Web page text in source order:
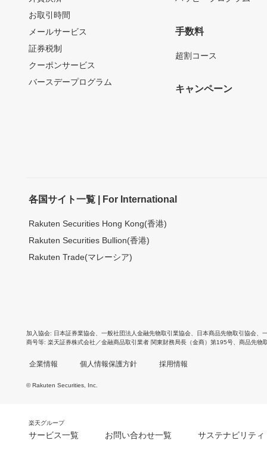
お取引時間
メールサービス
証券税制
クーポンサービス
バースデープログラム
手数料
超割コース
キャンペーン
各国サイト一覧 | For International
Rakuten Securities Hong Kong(香港)
Rakuten Securities Bullion(香港)
Rakuten Trade(マレーシア)
加入協会 日本証券業協会 一般社団法人金融先物取引業協会 日本商品先物取引協会
商号等 楽天証券株式会社／金融商品取引業者 関東財務局長（金商）第195号、商品先物
企業情報 個人情報保護方針 採用情報
© Rakuten Securities, Inc.
楽天グループ
サービス一覧 お問い合わせ一覧 サステナビリティ